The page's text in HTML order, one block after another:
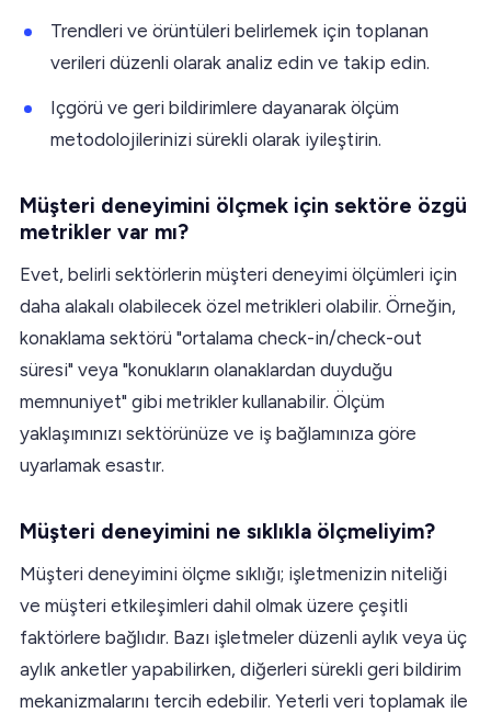
Trendleri ve örüntüleri belirlemek için toplanan
verileri düzenli olarak analiz edin ve takip edin.
Içgörü ve geri bildirimlere dayanarak ölçüm
metodolojilerinizi sürekli olarak iyileştirin.
Müşteri deneyimini ölçmek için sektöre özgü
metrikler var mı?
Evet, belirli sektörlerin müşteri deneyimi ölçümleri için
daha alakalı olabilecek özel metrikleri olabilir. Örneğin,
konaklama sektörü "ortalama check-in/check-out
süresi" veya "konukların olanaklardan duyduğu
memnuniyet" gibi metrikler kullanabilir. Ölçüm
yaklaşımınızı sektörünüze ve iş bağlamınıza göre
uyarlamak esastır.
Müşteri deneyimini ne sıklıkla ölçmeliyim?
Müşteri deneyimini ölçme sıklığı; işletmenizin niteliği
ve müşteri etkileşimleri dahil olmak üzere çeşitli
faktörlere bağlıdır. Bazı işletmeler düzenli aylık veya üç
aylık anketler yapabilirken, diğerleri sürekli geri bildirim
mekanizmalarını tercih edebilir. Yeterli veri toplamak ile